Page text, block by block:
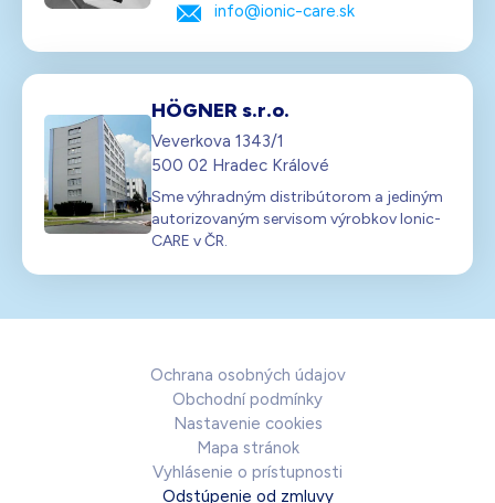
info@ionic-care.sk
HÖGNER s.r.o.
Veverkova 1343/1
500 02 Hradec Králové
Sme výhradným distribútorom a jediným
autorizovaným servisom výrobkov Ionic-
CARE v ČR.
Ochrana osobných údajov
Obchodní podmínky
Nastavenie cookies
Mapa stránok
Vyhlásenie o prístupnosti
Odstúpenie od zmluvy